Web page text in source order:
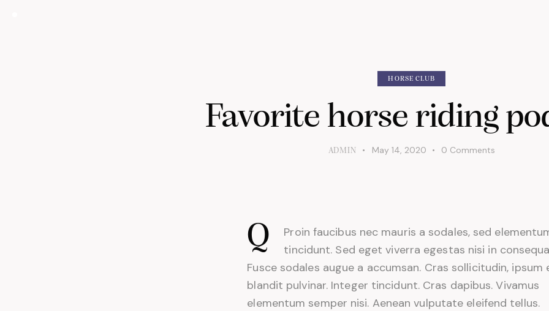
HORSE CLUB
Favorite horse riding
ADMIN May 14, 2020 0 Comments
Q
Proin faucibus nec mauris a sodales, sed
tincidunt. Sed eget viverra egestas nisi in
Fusce sodales augue a accumsan. Cras sollicitudin, ipsum
blandit pulvinar. Integer tincidunt. Cras dapibus. Vivamus
elementum semper nisi. Aenean vulputate eleifend tellus.